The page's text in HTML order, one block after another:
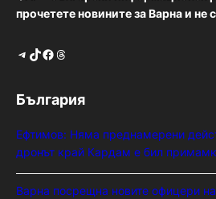
прочетете новините за Варна и не
Telegram TikTok Facebook Threads
България
Ефтимов: Няма преднамерени
дронът край Кардам е бил
Варна посрещна новите офицери